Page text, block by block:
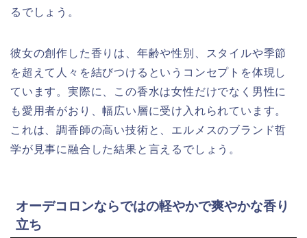
るでしょう。
彼女の創作した香りは、年齢や性別、スタイルや季節
を超えて人々を結びつけるというコンセプトを体現し
ています。実際に、この香水は女性だけでなく男性に
も愛用者がおり、幅広い層に受け入れられています。
これは、調香師の高い技術と、エルメスのブランド哲
学が見事に融合した結果と言えるでしょう。
オーデコロンならではの軽やかで爽やかな香り
立ち